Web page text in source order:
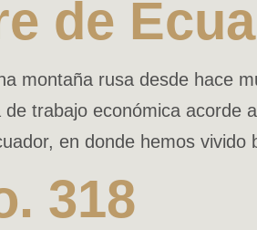
de
montaña rusa desde hace
trabajo económica acorde
en donde hemos
318